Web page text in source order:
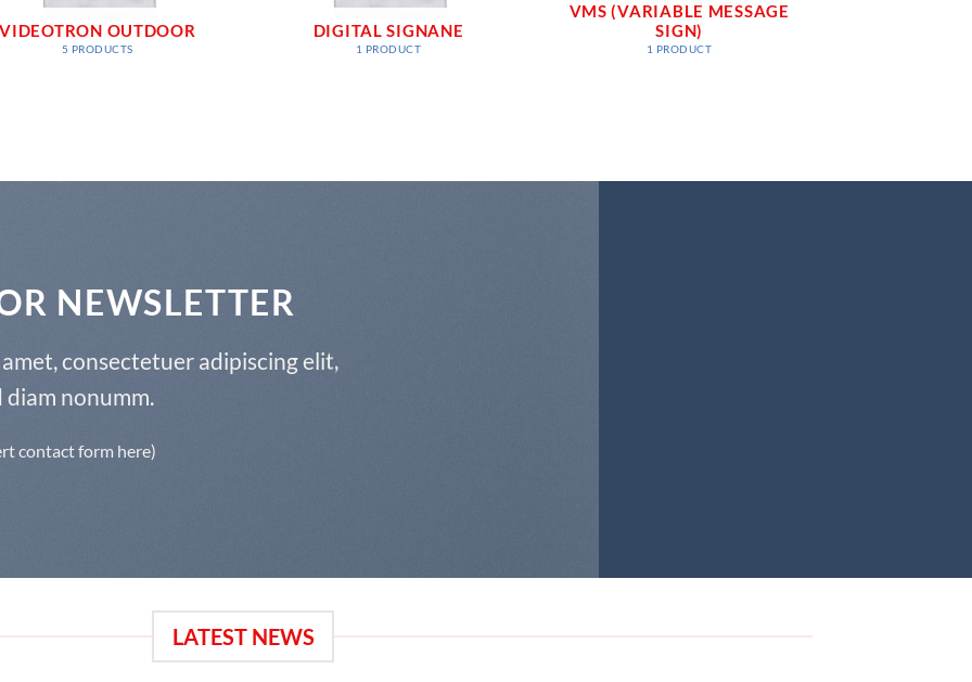
VIDEOTRON OUTDOOR
5 PRODUCTS
DIGITAL SIGNANE
1 PRODUCT
VMS (VARIABLE MESSAGE
SIGN)
1 PRODUCT
NEWSLETTER
consectetuer adipiscing elit,
diam nonumm.
contact form here)
LATEST NEWS